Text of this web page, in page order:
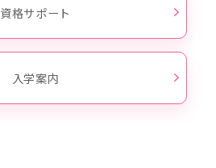
資格サポート
入学案内